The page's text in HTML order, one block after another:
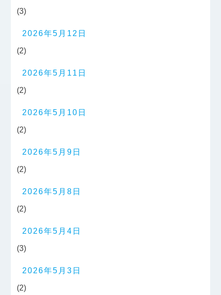
(3)
2026年5月12日
(2)
2026年5月11日
(2)
2026年5月10日
(2)
2026年5月9日
(2)
2026年5月8日
(2)
2026年5月4日
(3)
2026年5月3日
(2)